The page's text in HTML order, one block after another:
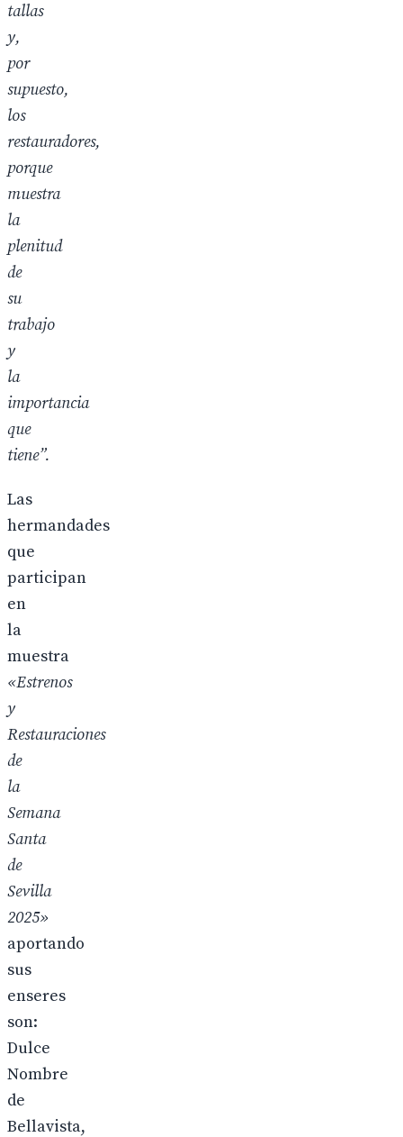
tallas
y,
por
supuesto,
los
restauradores,
porque
muestra
la
plenitud
de
su
trabajo
y
la
importancia
que
tiene”.
Las
hermandades
que
participan
en
la
muestra
«Estrenos
y
Restauraciones
de
la
Semana
Santa
de
Sevilla
2025»
aportando
sus
enseres
son:
Dulce
Nombre
de
Bellavista,